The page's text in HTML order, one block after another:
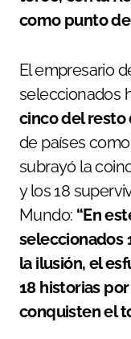
como punto
El empresario
seleccionados
cinco del resto
de países como
subrayó la
y los 18
Mundo: “En
seleccionados
la ilusión, el
18 historias
conquisten el